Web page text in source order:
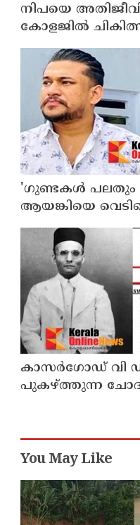
നിപയെ
കോളജില്‍
സ്വദേശി
'ഗുണ്ടകൾ
ആയങ്കിയെ
കാസർഗോഡ് വി
പുകഴ്ത്തുന്ന
You May Like